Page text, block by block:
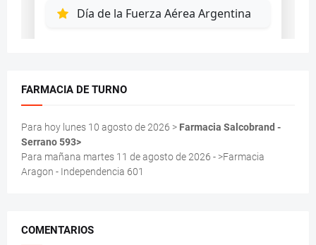
FARMACIA DE TURNO
Para hoy lunes 10 agosto de 2026 > Farmacia Salcobrand -
Serrano 593>
Para mañana martes 11 de agosto de 2026 - >Farmacia
Aragon - Independencia 601
COMENTARIOS